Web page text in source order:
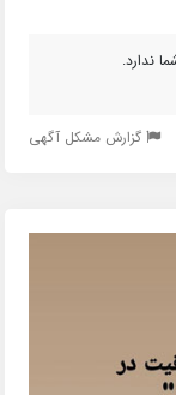
ندارد.
گزارش مشکل آگهی